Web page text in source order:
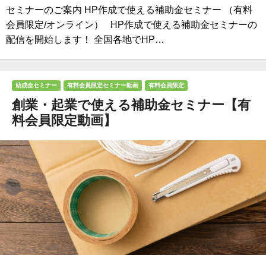
セミナーのご案内 HP作成で使える補助金セミナー （有料
会員限定/オンライン） HP作成で使える補助金セミナーの
配信を開始します！ 全国各地でHP…
助成金セミナー 有料会員限定セミナー動画 有料会員限定
創業・起業で使える補助金セミナー【有
料会員限定動画】